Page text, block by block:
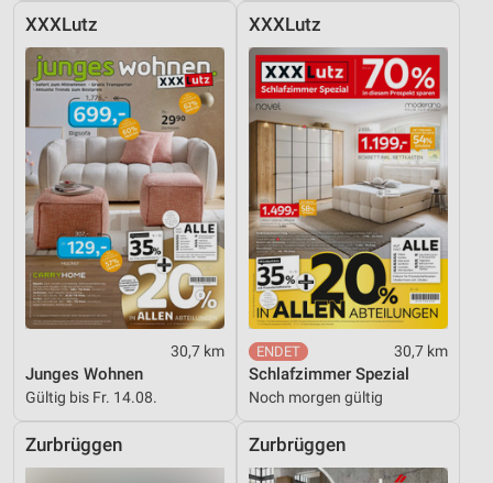
XXXLutz
30,7 km
Junges Wohnen
Gültig bis Fr. 14.08.
XXXLutz
30,7 km
Schlafzimmer Spezial
Noch morgen gültig
Zurbrüggen Zurbrüggen